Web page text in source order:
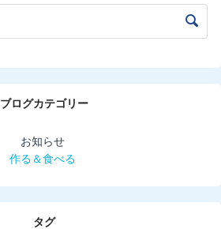
ブログカテゴリー
お知らせ
作る＆食べる
タグ